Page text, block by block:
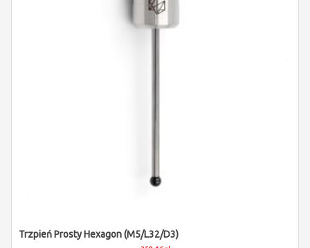
Trzpień Prosty Hexagon (M5/L32/D3)